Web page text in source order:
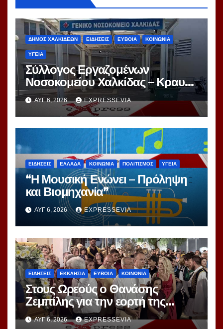
ΔΗΜΟΣ ΧΑΛΚΙΔΕΩΝ ΕΙΔΗΣΕΙΣ ΕΥΒΟΙΑ ΚΟΙΝΩΝΙΑ
ΥΓΕΙΑ
Σύλλογος Εργαζομένων
Νοσοκομείου Χαλκίδας – Κραυγή
Αγωνίας
ΑΥΓ 6, 2026 EXPRESSEVIA
ΕΙΔΗΣΕΙΣ ΕΛΛΑΔΑ ΚΟΙΝΩΝΙΑ ΠΟΛΙΤΙΣΜΟΣ ΥΓΕΙΑ
“Η Μουσική Ενώνει – Πρόληψη
και Βιομηχανία”
ΑΥΓ 6, 2026 EXPRESSEVIA
ΕΙΔΗΣΕΙΣ ΕΚΚΛΗΣΙΑ ΕΥΒΟΙΑ ΚΟΙΝΩΝΙΑ
Στους Ωρεούς ο Θανάσης
Ζεμπίλης για την εορτή της
Μεταμορφώσεως Σωτήρος
ΑΥΓ 6, 2026 EXPRESSEVIA